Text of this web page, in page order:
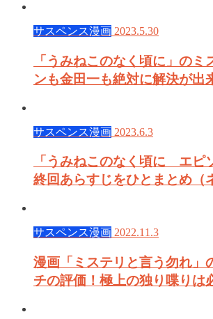
サスペンス漫画 2023.5.30
「うみねこのなく頃に」のミ
ンも金田一も絶対に解決が
サスペンス漫画 2023.6.3
「うみねこのなく頃に エピ
終回あらすじをひとまとめ（
サスペンス漫画 2022.11.3
漫画「ミステリと言う勿れ」
チの評価！極上の独り喋りは